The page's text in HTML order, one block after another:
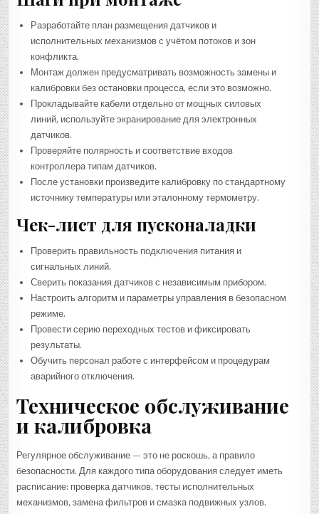
Разработайте план размещения датчиков и
исполнительных механизмов с учётом потоков и зон
конфликта.
Монтаж должен предусматривать возможность замены и
калибровки без остановки процесса, если это возможно.
Прокладывайте кабели отдельно от мощных силовых
линий, используйте экранирование для электронных
датчиков.
Проверяйте полярность и соответствие входов
контроллера типам датчиков.
После установки произведите калибровку по стандартному
источнику температуры или эталонному термометру.
Чек-лист для пусконаладки
Проверить правильность подключения питания и
сигнальных линий.
Сверить показания датчиков с независимым прибором.
Настроить алгоритм и параметры управления в безопасном
режиме.
Провести серию переходных тестов и фиксировать
результаты.
Обучить персонал работе с интерфейсом и процедурам
аварийного отключения.
Техническое обслуживание
и калибровка
Регулярное обслуживание — это не роскошь, а правило
безопасности. Для каждого типа оборудования следует иметь
расписание: проверка датчиков, тесты исполнительных
механизмов, замена фильтров и смазка подвижных узлов.